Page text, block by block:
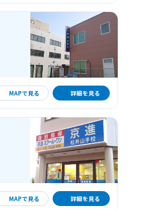
MAPで見る 詳細を見る
MAPで見る 詳細を見る